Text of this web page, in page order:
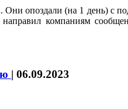
Они опоздали (на 1 день)
компаниям
| 06.09.2023